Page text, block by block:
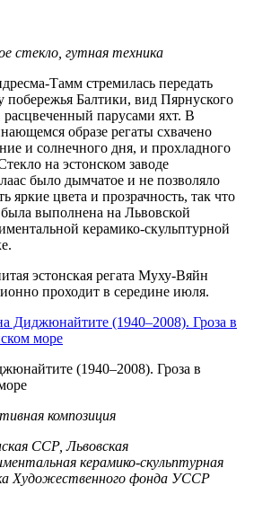
стекло, гутная техника
Тамм стремилась передать
побережья Балтики, вид Пярнуского
расцвеченный парусами яхт. В
образе регаты схвачено
и солнечного дня, и прохладного
на эстонском заводе
было дымчатое и не позволяло
яркие цвета и прозрачность, так что
была выполнена на Львовской
керамико-скульптурной
эстонская регата Муху-Вяйн
проходит в середине июля.
Диджюнайтите (1940–2008). Гроза в
море
(1940–2008). Гроза в
композиция
ССР, Львовская
керамико-скульптурная
Художественного фонда УССР